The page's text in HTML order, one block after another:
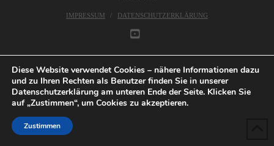
IMPRESSUM DATENSCHUTZERKLÄRUNG
Diese Website verwendet Cookies – nähere Informationen dazu
und zu Ihren Rechten als Benutzer finden Sie in unserer
Datenschutzerklärung am unteren Ende der Seite. Klicken Sie
auf „Zustimmen“, um Cookies zu akzeptieren.
Zustimmen